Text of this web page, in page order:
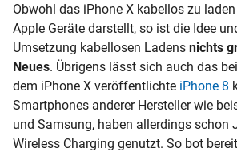
Obwohl das iPhone X kabellos zu
Apple Geräte darstellt, so ist die Idee
Umsetzung kabellosen Ladens nichts
Neues. Übrigens lässt sich auch das
dem iPhone X veröffentlichte iPhone 8
Smartphones anderer Hersteller wie
und Samsung, haben allerdings schon
Wireless Charging genutzt. So bot